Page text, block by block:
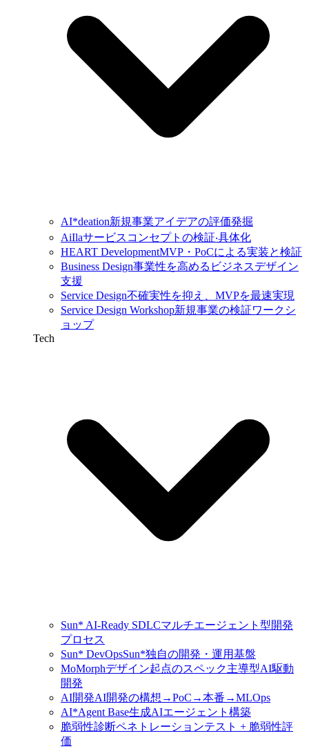
AI*deation新規事業アイデアの評価発掘
AiIlaサービスコンセプトの検証‧具体化
HEART DevelopmentMVP・PoCによる実装と検証
Business Design事業性を高めるビジネスデザイン
支援
Service Design不確実性を抑え、MVPを最速実現
Service Design Workshop新規事業の検証ワークシ
ョップ
Tech
Sun* AI-Ready SDLCマルチエージェント型開発
プロセス
Sun* DevOpsSun*独自の開発・運用基盤
MoMorphデザイン起点のスペック主導型AI駆動
開発
AI開発AI開発の構想→PoC→本番→MLOps
AI*Agent Base生成AIエージェント構築
脆弱性診断ペネトレーションテスト + 脆弱性評
価